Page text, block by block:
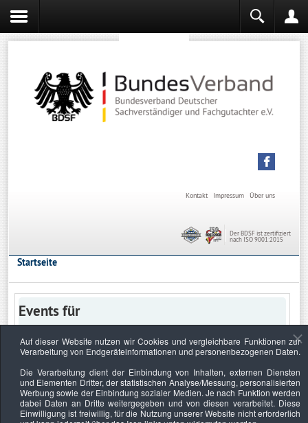
Über uns
Impressum
Kontakt
Der BDSF ist zertifiziert
nach ISO 9001:2015
Startseite
Events für
Keine Termine
Auf dieser Website nutzen wir Cookies und vergleichbare Funktionen zur
Verarbeitung von Endgeräteinformationen und personenbezogenen Daten.
Die Verarbeitung dient der Einbindung von Inhalten, externen Diensten
und Elementen Dritter, der statistischen Analyse/Messung, personalisierten
Werbung sowie der Einbindung sozialer Medien. Je nach Funktion werden
dabei Daten an Dritte weitergegeben und von diesen verarbeitet. Diese
Einwilligung ist freiwillig, für die Nutzung unserer Website nicht erforderlich